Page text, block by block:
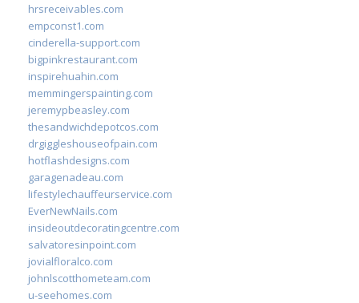
hrsreceivables.com
empconst1.com
cinderella-support.com
bigpinkrestaurant.com
inspirehuahin.com
memmingerspainting.com
jeremypbeasley.com
thesandwichdepotcos.com
drgiggleshouseofpain.com
hotflashdesigns.com
garagenadeau.com
lifestylechauffeurservice.com
EverNewNails.com
insideoutdecoratingcentre.com
salvatoresinpoint.com
jovialfloralco.com
johnlscotthometeam.com
u-seehomes.com